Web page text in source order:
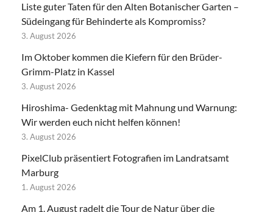
Liste guter Taten für den Alten Botanischer Garten –
Südeingang für Behinderte als Kompromiss?
3. August 2026
Im Oktober kommen die Kiefern für den Brüder-
Grimm-Platz in Kassel
3. August 2026
Hiroshima- Gedenktag mit Mahnung und Warnung:
Wir werden euch nicht helfen können!
3. August 2026
PixelClub präsentiert Fotografien im Landratsamt
Marburg
1. August 2026
Am 1. August radelt die Tour de Natur über die